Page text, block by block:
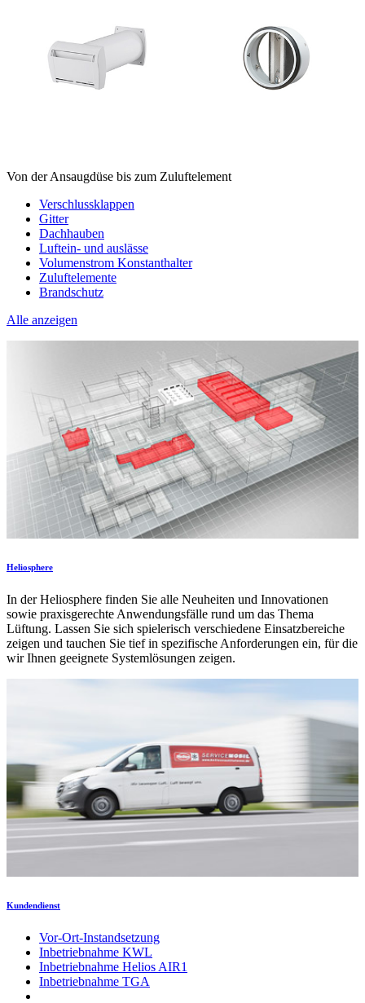
Von der Ansaugdüse bis zum Zuluftelement
Verschlussklappen
Gitter
Dachhauben
Luftein- und auslässe
Volumenstrom Konstanthalter
Zuluftelemente
Brandschutz
Alle anzeigen
Heliosphere
In der Heliosphere finden Sie alle Neuheiten und Innovationen
sowie praxisgerechte Anwendungsfälle rund um das Thema
Lüftung. Lassen Sie sich spielerisch verschiedene Einsatzbereiche
zeigen und tauchen Sie tief in spezifische Anforderungen ein, für die
wir Ihnen geeignete Systemlösungen zeigen.
Kundendienst
Vor-Ort-Instandsetzung
Inbetriebnahme KWL
Inbetriebnahme Helios AIR1
Inbetriebnahme TGA